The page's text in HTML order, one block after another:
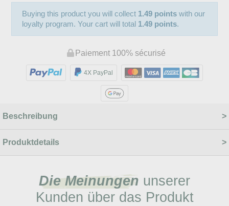
Buying this product you will collect 1.49 points with our
loyalty program. Your cart will total 1.49 points.
Paiement 100% sécurisé
4X PayPal
Beschreibung
Produktdetails
Die Meinungen unserer
Kunden über das Produkt